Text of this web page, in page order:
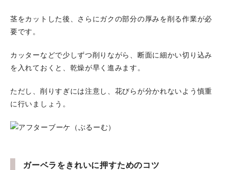
茎をカットした後、さらにガクの部分の厚みを削る作業が必
要です。
カッターなどで少しずつ削りながら、断面に細かい切り込み
を入れておくと、乾燥が早く進みます。
ただし、削りすぎには注意し、花びらが分かれないよう慎重
に行いましょう。
ガーベラをきれいに押すためのコツ